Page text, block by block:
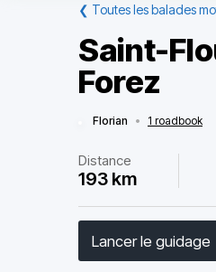
❮ Toutes les balades
Saint-
Forez
Florian • 1 roadbook
Distance
193 km
Lancer le guidage